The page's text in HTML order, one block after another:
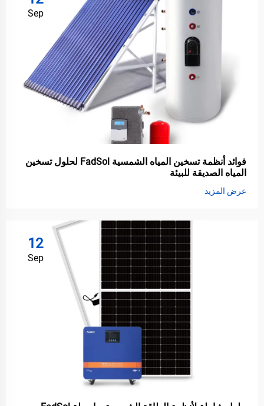
Sep
فوائد أنظمة تسخين المياه الشمسية FadSol لحلول تسخين
المياه الصديقة للبيئة
عرض المزيد
12
Sep